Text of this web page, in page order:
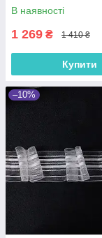
В наявності
1 269 ₴ 1 410 ₴
Купити
–10%